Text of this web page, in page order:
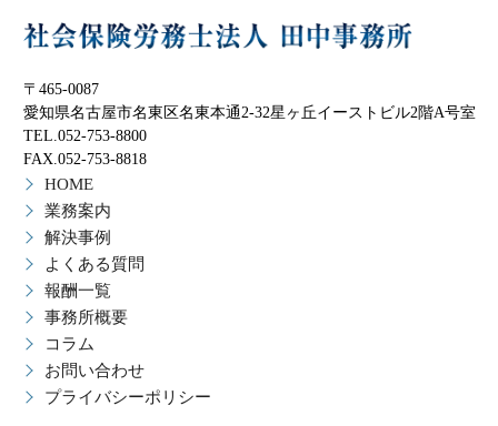
〒465-0087
愛知県名古屋市名東区名東本通2-32星ヶ丘イーストビル2階A号室
TEL.052-753-8800
FAX.052-753-8818
HOME
業務案内
解決事例
よくある質問
報酬一覧
事務所概要
コラム
お問い合わせ
プライバシーポリシー